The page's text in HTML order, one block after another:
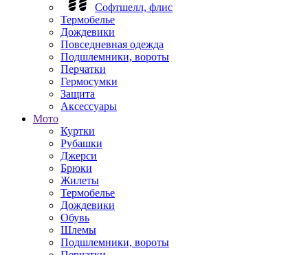
Софтшелл, флис
Термобелье
Дождевики
Повседневная одежда
Подшлемники, вороты
Перчатки
Гермосумки
Защита
Аксессуары
Мото
Куртки
Рубашки
Джерси
Брюки
Жилеты
Термобелье
Дождевики
Обувь
Шлемы
Подшлемники, вороты